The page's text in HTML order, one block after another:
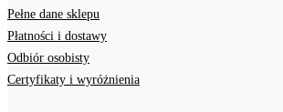
Pełne dane sklepu
Płatności i dostawy
Odbiór osobisty
Certyfikaty i wyróżnienia